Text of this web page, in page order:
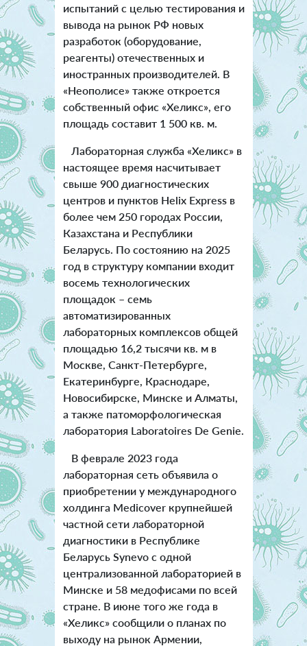
испытаний с целью тестирования и
вывода на рынок РФ новых
разработок (оборудование,
реагенты) отечественных и
иностранных производителей. В
«Неополисе» также откроется
собственный офис «Хеликс», его
площадь составит 1 500 кв. м.
Лабораторная служба «Хеликс» в
настоящее время насчитывает
свыше 900 диагностических
центров и пунктов Helix Express в
более чем 250 городах России,
Казахстана и Республики
Беларусь. По состоянию на 2025
год в структуру компании входит
восемь технологических
площадок – семь
автоматизированных
лабораторных комплексов общей
площадью 16,2 тысячи кв. м в
Москве, Санкт-Петербурге,
Екатеринбурге, Краснодаре,
Новосибирске, Минске и Алматы,
а также патоморфологическая
лаборатория Laboratoires De Genie.
В феврале 2023 года
лабораторная сеть объявила о
приобретении у международного
холдинга Medicover крупнейшей
частной сети лабораторной
диагностики в Республике
Беларусь Synevo с одной
централизованной лабораторией в
Минске и 58 медофисами по всей
стране. В июне того же года в
«Хеликс» сообщили о планах по
выходу на рынок Армении,